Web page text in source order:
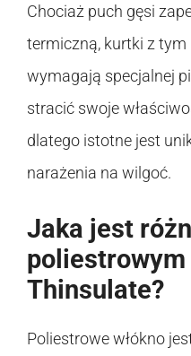
Chociaż puch gęsi
termiczną, kurtki z
wymagają specjalnej
stracić swoje
dlatego istotne jest
narażenia na wilgoć.
Jaka jest
poliestrowym
Thinsulate?
Poliestrowe włókno